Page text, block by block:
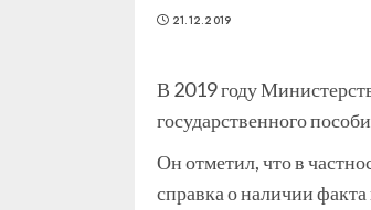
21.12.2019
В 2019 году
государственного
Он отметил, что в
справка о наличии